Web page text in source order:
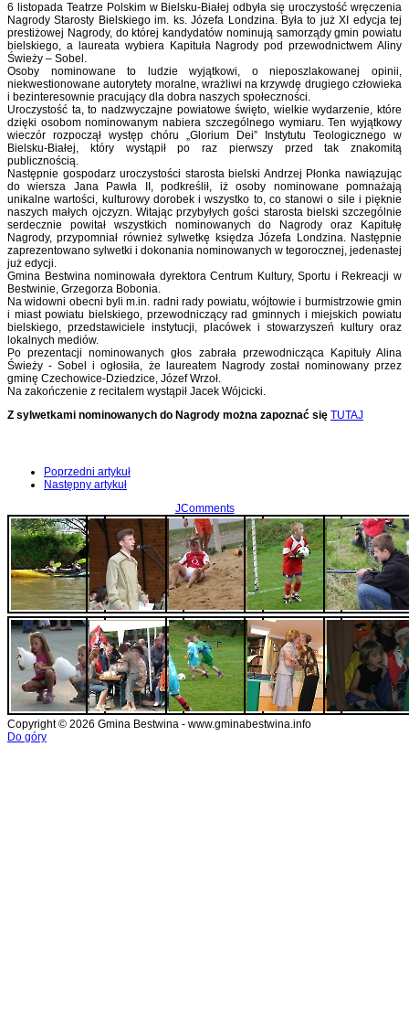
6 listopada Teatrze Polskim w Bielsku-Białej odbyła się uroczystość wręczenia
Nagrody Starosty Bielskiego im. ks. Józefa Londzina. Była to już XI edycja tej
prestiżowej Nagrody, do której kandydatów nominują samorządy gmin powiatu
bielskiego, a laureata wybiera Kapituła Nagrody pod przewodnictwem Aliny
Świeży – Sobel.
Osoby nominowane to ludzie wyjątkowi, o nieposzlakowanej opinii,
niekwestionowane autorytety moralne, wrażliwi na krzywdę drugiego człowieka
i bezinteresownie pracujący dla dobra naszych społeczności.
Uroczystość ta, to nadzwyczajne powiatowe święto, wielkie wydarzenie, które
dzięki osobom nominowanym nabiera szczególnego wymiaru. Ten wyjątkowy
wieczór rozpoczął występ chóru „Glorium Dei” Instytutu Teologicznego w
Bielsku-Białej, który wystąpił po raz pierwszy przed tak znakomitą
publicznością.
Następnie gospodarz uroczystości starosta bielski Andrzej Płonka nawiązując
do wiersza Jana Pawła II, podkreślił, iż osoby nominowane pomnażają
unikalne wartości, kulturowy dorobek i wszystko to, co stanowi o sile i pięknie
naszych małych ojczyzn. Witając przybyłych gości starosta bielski szczególnie
serdecznie powitał wszystkich nominowanych do Nagrody oraz Kapitułę
Nagrody, przypomniał również sylwetkę księdza Józefa Londzina. Następnie
zaprezentowano sylwetki i dokonania nominowanych w tegorocznej, jedenastej
już edycji.
Gmina Bestwina nominowała dyrektora Centrum Kultury, Sportu i Rekreacji w
Bestwinie, Grzegorza Bobonia.
Na widowni obecni byli m.in. radni rady powiatu, wójtowie i burmistrzowie gmin
i miast powiatu bielskiego, przewodniczący rad gminnych i miejskich powiatu
bielskiego, przedstawiciele instytucji, placówek i stowarzyszeń kultury oraz
lokalnych mediów.
Po prezentacji nominowanych głos zabrała przewodnicząca Kapituły Alina
Świeży - Sobel i ogłosiła, że laureatem Nagrody został nominowany przez
gminę Czechowice-Dziedzice, Józef Wrzoł.
Na zakończenie z recitalem wystąpił Jacek Wójcicki.
Z sylwetkami nominowanych do Nagrody można zapoznać się TUTAJ
Poprzedni artykuł
Następny artykuł
JComments
Copyright © 2026 Gmina Bestwina - www.gminabestwina.info
Do góry